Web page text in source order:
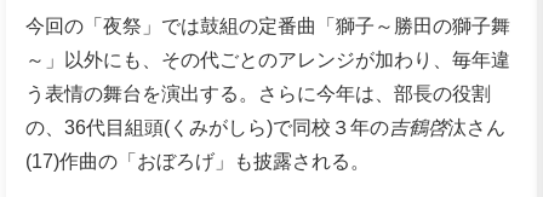
今回の「夜祭」では鼓組の定番曲「獅子～勝田の獅子舞
～」以外にも、その代ごとのアレンジが加わり、毎年違
う表情の舞台を演出する。さらに今年は、部長の役割
の、36代目組頭(くみがしら)で同校３年の吉鶴啓汰さん
(17)作曲の「おぼろげ」も披露される。